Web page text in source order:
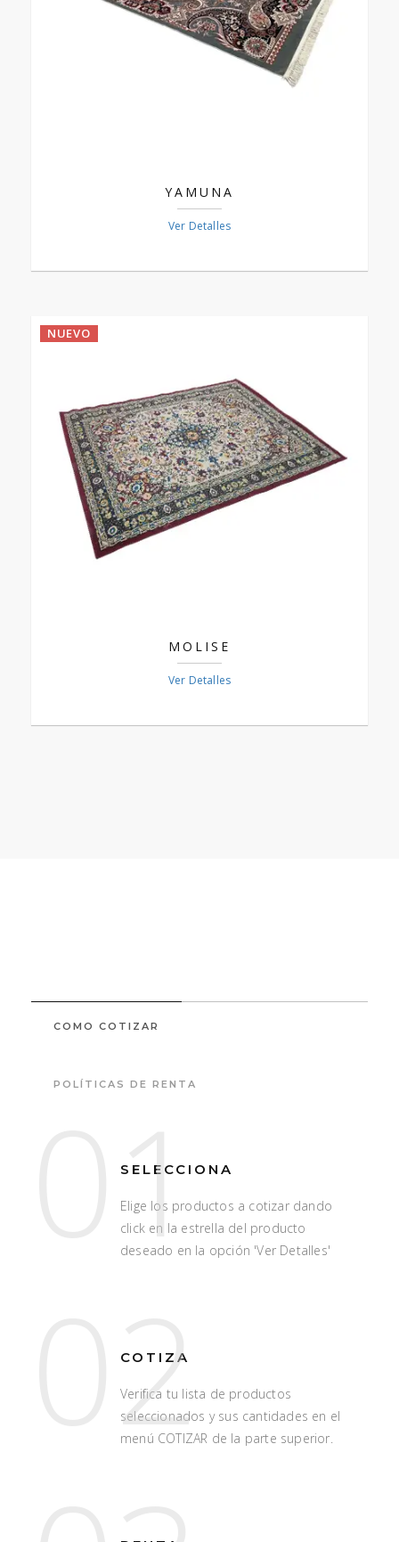
YAMUNA
Ver Detalles
NUEVO
MOLISE
Ver Detalles
COMO COTIZAR
POLÍTICAS DE RENTA
01
SELECCIONA
Elige los productos a cotizar dando
click en la estrella del producto
deseado en la opción 'Ver Detalles'
02
COTIZA
Verifica tu lista de productos
seleccionados y sus cantidades en el
menú COTIZAR de la parte superior.